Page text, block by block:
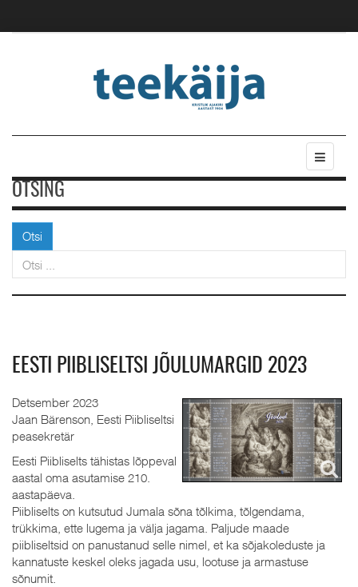
OTSING
Otsi
EESTI PIIBLISELTSI JÕULUMARGID 2023
Detsember 2023
Jaan Bärenson, Eesti Piibliseltsi
peasekretär
Eesti Piibliselts tähistas lõppeval
aastal oma asutamise 210.
aastapäeva.
Piibliselts on kutsutud Jumala sõna tõlkima, tõlgendama,
trükkima, ette lugema ja välja jagama. Paljude maade
piibliseltsid on panustanud selle nimel, et ka sõjakoleduste ja
kannatuste keskel oleks jagada usu, lootuse ja armastuse
sõnumit.